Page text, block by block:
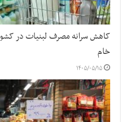
کاهش سرانه مصرف لبنیات در
خام
۱۴۰۵/۰۵/۱۵